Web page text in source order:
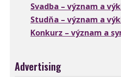
Svadba – význam a
Studňa – význam a
Konkurz – význam a
Advertising